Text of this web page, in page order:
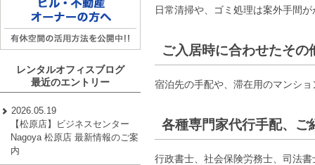
日常清掃や、ゴミ処理は案外手間
ご入居時に合わせたその
宿泊先の手配や、滞在用のマンシ
各種専門家代行手配、ご
行政書士、社会保険労務士、司法
レンタルオフィスブログ
最近のエントリー
2026.05.19
【松原店】ビジネスセンター
Nagoya 松原店 最新情報のご案
内